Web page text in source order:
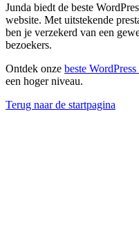
Junda biedt de beste
website. Met uitstekende
ben je verzekerd van een
bezoekers.
Ontdek onze beste
een hoger niveau.
Terug naar de startpagina